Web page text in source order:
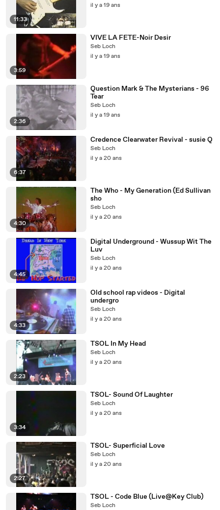
11:33
il y a 19 ans
3:59
VIVE LA FETE-Noir Desir
Seb Loch
il y a 19 ans
2:36
Question Mark & The Mysterians - 96
Tear
Seb Loch
il y a 19 ans
6:37
Credence Clearwater Revival - susie Q
Seb Loch
il y a 20 ans
4:30
The Who - My Generation (Ed Sullivan
sho
Seb Loch
il y a 20 ans
4:45
Digital Underground - Wussup Wit The
Luv
Seb Loch
il y a 20 ans
4:33
Old school rap videos - Digital
undergro
Seb Loch
il y a 20 ans
2:23
TSOL In My Head
Seb Loch
il y a 20 ans
3:34
TSOL- Sound Of Laughter
Seb Loch
il y a 20 ans
2:27
TSOL- Superficial Love
Seb Loch
il y a 20 ans
TSOL - Code Blue (Live@Key Club)
Seb Loch